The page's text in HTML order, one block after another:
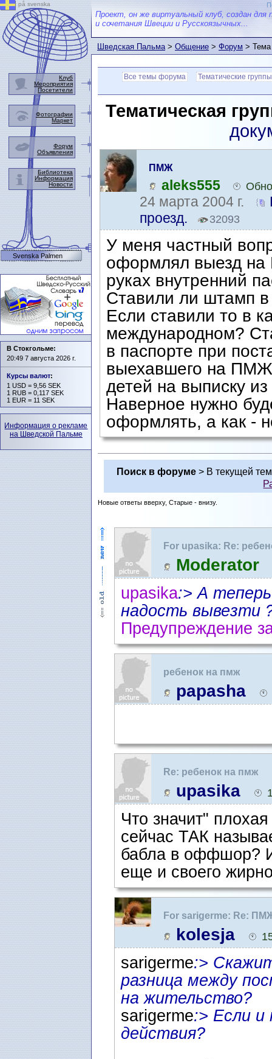
Проект, он же виртуальный клуб, создан для
и сочетания Швеции и Русскоязычных...
Шведская Пальма>Общение>Форум>
Все темы форума Тематические группы
Тематическая
ПМЖ
aleks555
24 марта 2004 г.
проезд.
32093
У меня частный
оформлял выезд на
руках внутренний
Ставили ли штамп
Если ставили то в
международном?
в паспорте при
выехавшего на
детей на выписку
Наверное нужно
оформлять, а как -
Поиск в форуме > В текущей
Новые ответы вверху, Старые - внизу.
For upasika: Re:
Moderator
upasika:> А
надость вывезти
Предупреждение
ребенок на пмж
papasha
Re: ребенок на пмж
upasika
Что значит"
сейчас ТАК
бабла в оффшор?
еще и своего
For sarigerme: Re:
kolesja
sarigerme:>
разница между
на жительство?
sarigerme:> Если и
действия?
på svenska
Клуб
Мероприятия
Посетители
Фотографии
Маркет
Форум
Объявления
Библиотека
Информация
Новости
Svenska Palmen
В Стокгольме:
20:49 7 августа 2026 г.
Курсы валют:
1 USD = 9,56 SEK
1 RUB = 0,117 SEK
1 EUR = 11 SEK
Информация о рекламе
на Шведской Пальме